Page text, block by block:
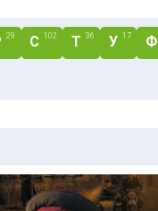
29 С 102 Т 36 У 17 Ф